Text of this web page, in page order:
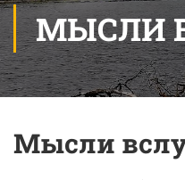
МЫСЛИ
Мысли